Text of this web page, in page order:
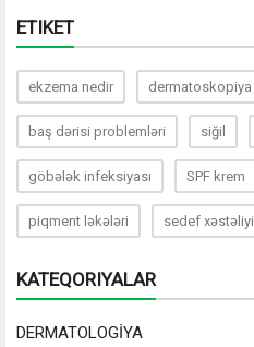
ETIKET
ekzema nedir dermatoskopiya
baş dərisi problemləri siğil
göbələk infeksiyası SPF krem
piqment ləkələri sedef xəstəliyi
KATEQORIYALAR
DERMATOLOGİYA